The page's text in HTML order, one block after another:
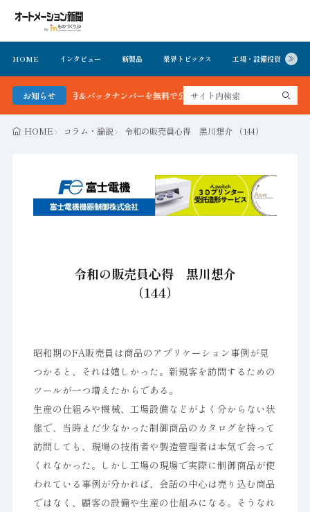
HOME インタビュー 新製品 業界トピックス 工場・設備投資
お知らせ
新号＆バックナンバーを無料で公開中 詳細はこちら
HOME コラム・論説 令和の販売員心得 黒川想介 （144）
令和の販売員心得 黒川想介
（144）
昭和期のFA販売員は商品のアプリケーション事例が見
つかると、それは嬉しかった。新規客を訪問するための
ツールが一つ増えたからである。
生産の仕組みや機械、工場設備などがよく分からない状
態で、当時まだ少なかった制御商品のカタログを持って
訪問しても、現場の技術者や製造管理者は本気で会って
くれなかった。しかし工場の現場で実際に制御商品が使
われている事例が分かれば、会話の中心は売り込む商品
ではなく、顧客の設備や生産の仕組みになる。そうなれ